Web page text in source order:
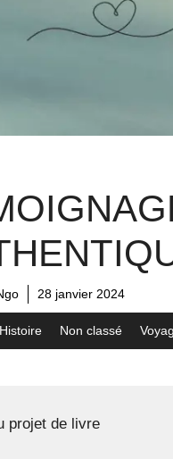
28 janvier 2024
Histoire Non classé
projet de livre